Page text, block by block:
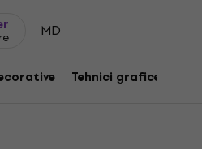
MD
Tehnici grafice